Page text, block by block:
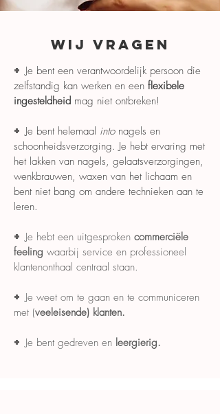
Wij vragen
+ Je bent een verantwoordelijk persoon die
zelfstandig kan werken en een flexibele
ingesteldheid mag niet ontbreken!
+ Je bent helemaal intonagels en
schoonheidsverzorging. Je hebt ervaring met
het lakken van nagels, gelaatsverzorgingen,
wenkbrauwen, waxen van het lichaam en
bent niet bang om andere technieken aan te
leren.
+ Je hebt een uitgesproken commerciële
feeling waarbij service en professioneel
klantenonthaal centraal staan.
+ Je weet om te gaan en te communiceren
met (veeleisende) klanten.
+ Je bent gedreven en leergierig.